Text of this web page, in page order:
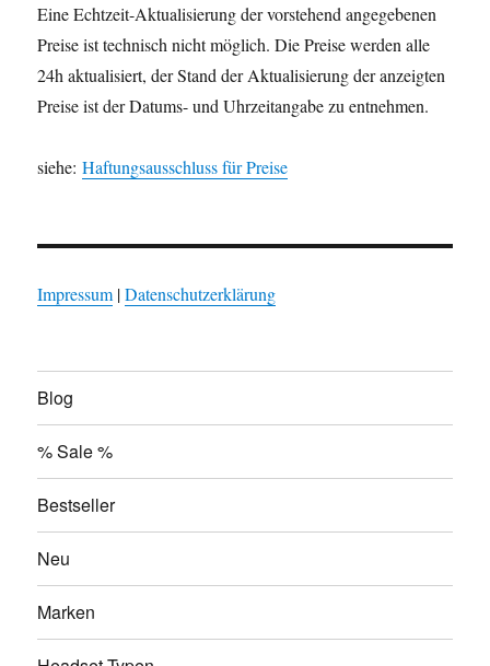
Eine Echtzeit-Aktualisierung der vorstehend angegebenen
Preise ist technisch nicht möglich. Die Preise werden alle
24h aktualisiert, der Stand der Aktualisierung der anzeigten
Preise ist der Datums- und Uhrzeitangabe zu entnehmen.
siehe:Haftungsausschluss für Preise
Impressum |Datenschutzerklärung
Blog
% Sale %
Bestseller
Neu
Marken